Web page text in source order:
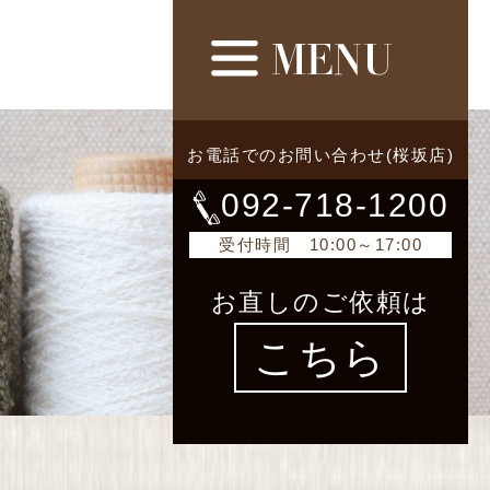
お電話でのお問い合わせ(桜坂店)
092-718-1200
受付時間 10:00～17:00
お直しのご依頼は
こちら